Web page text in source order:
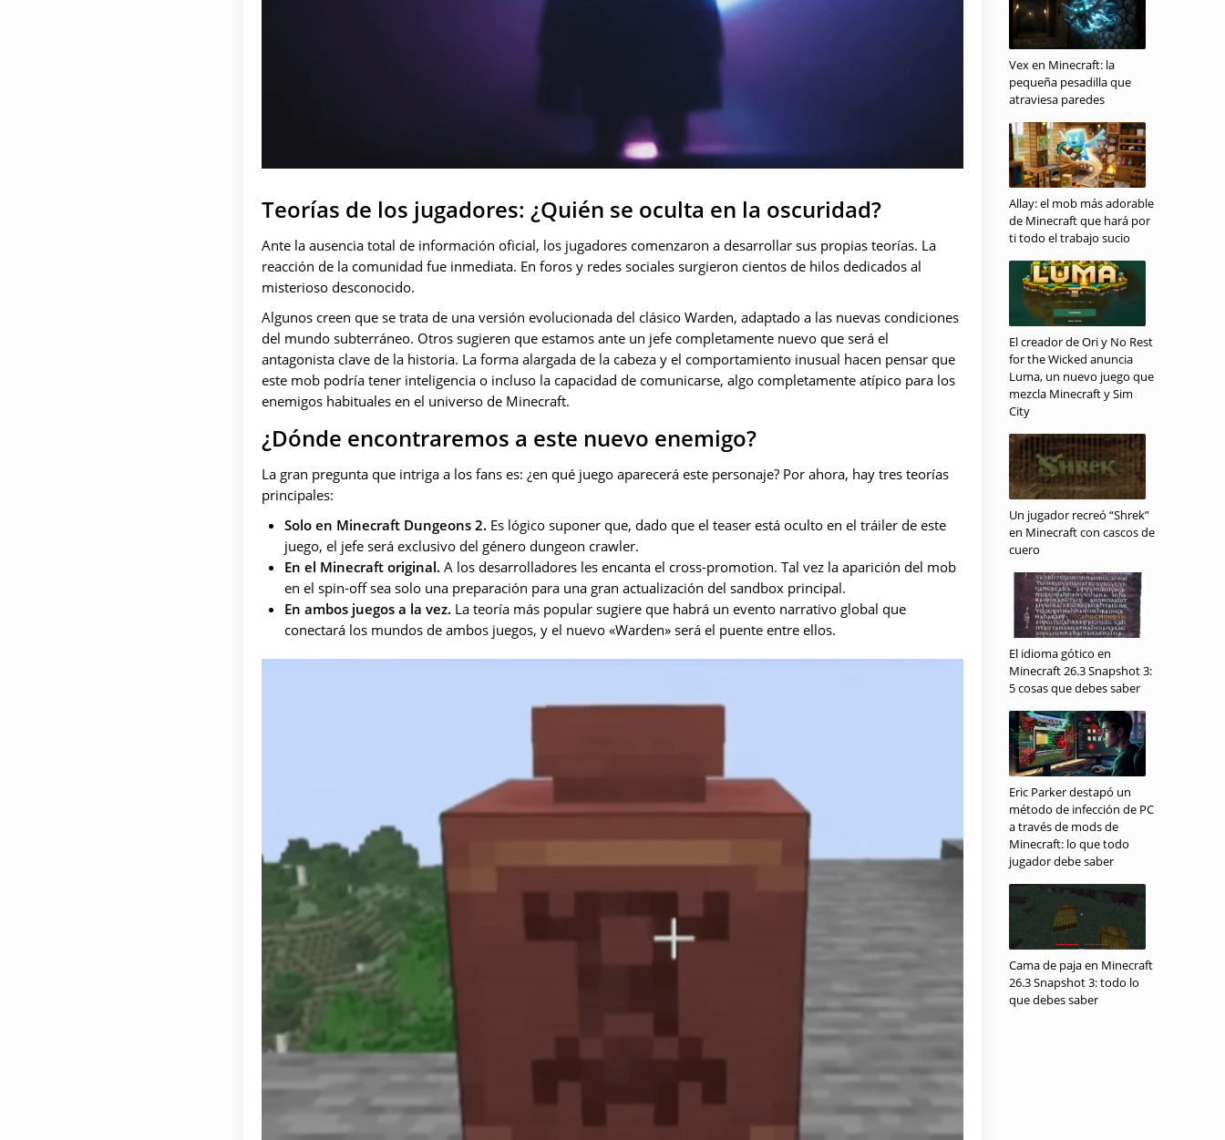
Teorías de los jugadores: ¿Quién se oculta en la oscuridad?
Ante la ausencia total de información oficial, los jugadores comenzaron a desarrollar sus propias teorías. La
reacción de la comunidad fue inmediata. En foros y redes sociales surgieron cientos de hilos dedicados al
misterioso desconocido.
Algunos creen que se trata de una versión evolucionada del clásico Warden, adaptado a las nuevas condiciones
del mundo subterráneo. Otros sugieren que estamos ante un jefe completamente nuevo que será el
antagonista clave de la historia. La forma alargada de la cabeza y el comportamiento inusual hacen pensar que
este mob podría tener inteligencia o incluso la capacidad de comunicarse, algo completamente atípico para los
enemigos habituales en el universo de Minecraft.
¿Dónde encontraremos a este nuevo enemigo?
La gran pregunta que intriga a los fans es: ¿en qué juego aparecerá este personaje? Por ahora, hay tres teorías
principales:
Solo en Minecraft Dungeons 2. Es lógico suponer que, dado que el teaser está oculto en el tráiler de este
juego, el jefe será exclusivo del género dungeon crawler.
En el Minecraft original. A los desarrolladores les encanta el cross-promotion. Tal vez la aparición del mob
en el spin-off sea solo una preparación para una gran actualización del sandbox principal.
En ambos juegos a la vez. La teoría más popular sugiere que habrá un evento narrativo global que
conectará los mundos de ambos juegos, y el nuevo «Warden» será el puente entre ellos.
Vex en Minecraft: la
pequeña pesadilla que
atraviesa paredes
Allay: el mob más adorable
de Minecraft que hará por
ti todo el trabajo sucio
El creador de Ori y No Rest
for the Wicked anuncia
Luma, un nuevo juego que
mezcla Minecraft y Sim
City
Un jugador recreó “Shrek”
en Minecraft con cascos de
cuero
El idioma gótico en
Minecraft 26.3 Snapshot 3:
5 cosas que debes saber
Eric Parker destapó un
método de infección de PC
a través de mods de
Minecraft: lo que todo
jugador debe saber
Cama de paja en Minecraft
26.3 Snapshot 3: todo lo
que debes saber